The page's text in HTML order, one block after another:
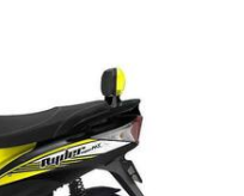
தானா?
05:21 pm